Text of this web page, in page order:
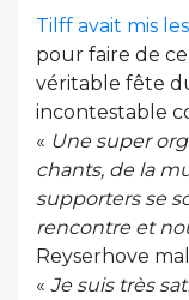
Tilff avait mis
pour faire de
véritable fête
incontestable
« Une super
chants, de la
supporters se
rencontre et
Reyserhove
« Je suis très